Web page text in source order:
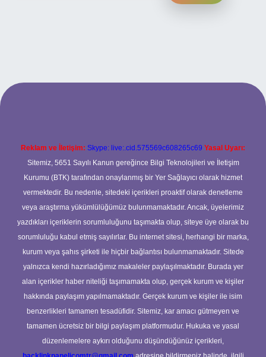
Reklam ve İletişim: Skype: live:.cid.575569c608265c69 Yasal Uyarı:
Sitemiz, 5651 Sayılı Kanun gereğince Bilgi Teknolojileri ve İletişim
Kurumu (BTK) tarafından onaylanmış bir Yer Sağlayıcı olarak hizmet
vermektedir. Bu nedenle, sitedeki içerikleri proaktif olarak denetleme
veya araştırma yükümlülüğümüz bulunmamaktadır. Ancak, üyelerimiz
yazdıkları içeriklerin sorumluluğunu taşımakta olup, siteye üye olarak bu
sorumluluğu kabul etmiş sayılırlar. Bu internet sitesi, herhangi bir marka,
kurum veya şahıs şirketi ile hiçbir bağlantısı bulunmamaktadır. Sitede
yalnızca kendi hazırladığımız makaleler paylaşılmaktadır. Burada yer
alan içerikler haber niteliği taşımamakta olup, gerçek kurum ve kişiler
hakkında paylaşım yapılmamaktadır. Gerçek kurum ve kişiler ile isim
benzerlikleri tamamen tesadüfidir. Sitemiz, kar amacı gütmeyen ve
tamamen ücretsiz bir bilgi paylaşım platformudur. Hukuka ve yasal
düzenlemelere aykırı olduğunu düşündüğünüz içerikleri,